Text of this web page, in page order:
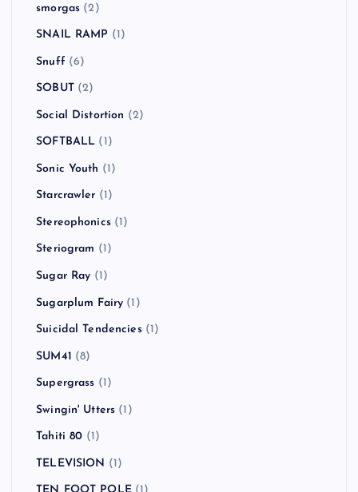
smorgas (2)
SNAIL RAMP (1)
Snuff (6)
SOBUT(2)
Social Distortion (2)
SOFTBALL (1)
Sonic Youth (1)
Starcrawler (1)
Stereophonics(1)
Steriogram (1)
Sugar Ray (1)
Sugarplum Fairy (1)
Suicidal Tendencies(1)
SUM41 (8)
Supergrass (1)
Swingin' Utters (1)
Tahiti 80 (1)
TELEVISION (1)